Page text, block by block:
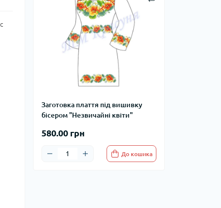
Заготовка плаття під вишивку
бісером "Незвичайні квіти"
580.00 грн
До кошика